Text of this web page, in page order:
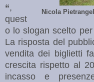
Nicola
“,
quest
o lo slogan scelto
La risposta del
vendita dei biglietti
crescita rispetto al
incasso e